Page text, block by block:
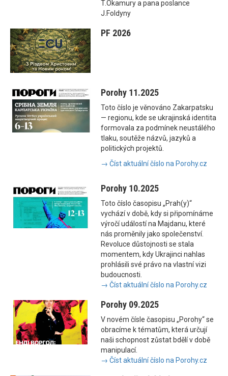
T.Okamury a pana poslance
J.Foldyny
PF 2026
Porohy 11.2025
Toto číslo je věnováno Zakarpatsku
— regionu, kde se ukrajinská identita
formovala za podmínek neustálého
tlaku, soutěže názvů, jazyků a
politických projektů.
→ Číst aktuální číslo na Porohy.cz
Porohy 10.2025
Toto číslo časopisu „Prah(y)“
vychází v době, kdy si připomínáme
výročí událostí na Majdanu, které
nás proměnily jako společenství.
Revoluce důstojnosti se stala
momentem, kdy Ukrajinci nahlas
prohlásili své právo na vlastní vizi
budoucnosti.
→ Číst aktuální číslo na Porohy.cz
Porohy 09.2025
V novém čísle časopisu „Porohy“ se
obracíme k tématům, která určují
naši schopnost zůstat bdělí v době
manipulací.
→ Číst aktuální číslo na Porohy.cz